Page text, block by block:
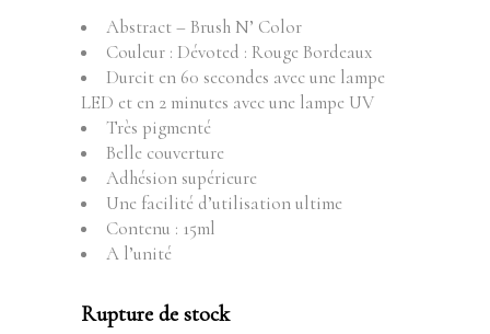
Abstract – Brush N’ Color
Couleur : Dévoted : Rouge Bordeaux
Durcit en 60 secondes avec une lampe
LED et en 2 minutes avec une lampe UV
Très pigmenté
Belle couverture
Adhésion supérieure
Une facilité d’utilisation ultime
Contenu : 15ml
A l’unité
Rupture de stock